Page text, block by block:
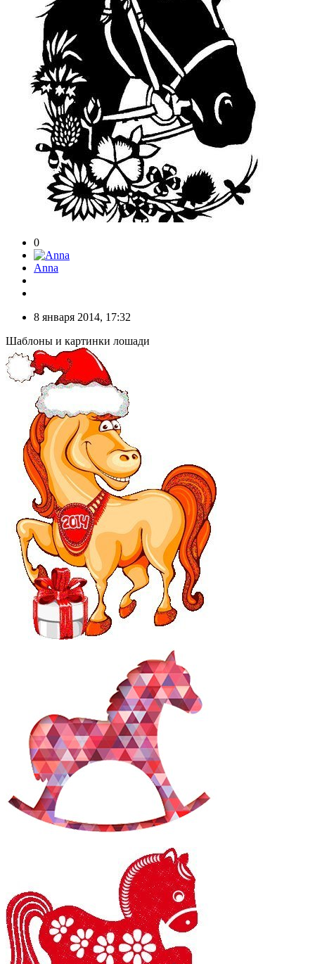
0
Anna
8 января 2014, 17:32
Шаблоны и картинки лошади